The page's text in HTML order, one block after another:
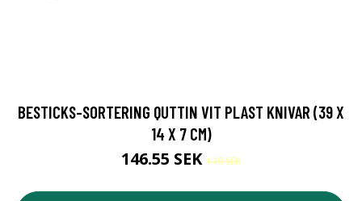
BESTICKS-SORTERING QUTTIN VIT PLAST KNIVAR (39 X
14 X 7 CM)
146.55 SEK 149 SEK